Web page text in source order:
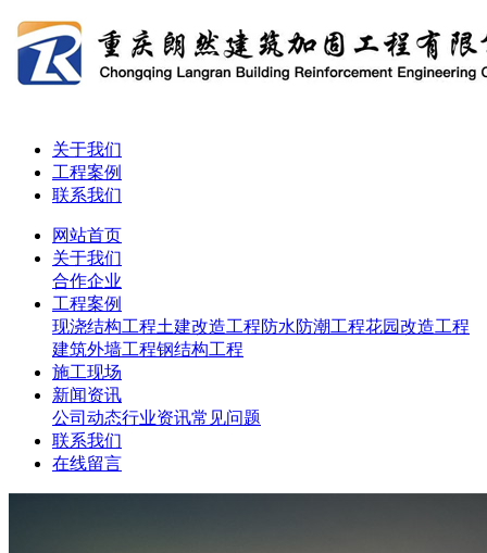
关于我们
工程案例
联系我们
网站首页
关于我们
合作企业
工程案例
现浇结构工程土建改造工程防水防潮工程花园改造工程
建筑外墙工程钢结构工程
施工现场
新闻资讯
公司动态行业资讯常见问题
联系我们
在线留言